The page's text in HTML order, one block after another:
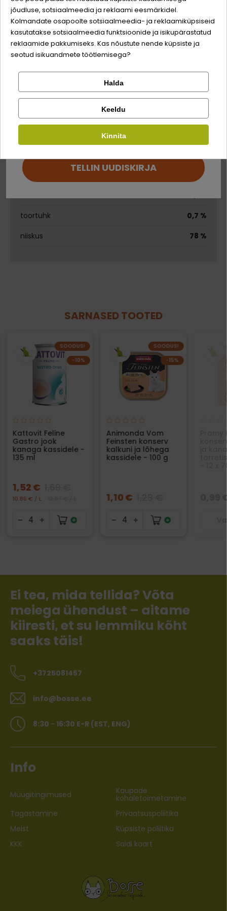
Kirjuta arvustus
Koostis
tuunikala
keetmisvesi
Analüütilise koostisosad
toorõlid ja -rasvad
0,3 %
toortuhk
0,7 %
niiskus
78 %
SARNASED TOOTED
SOODUS!
−10%
Kattovit Feline
Gastro jook
kanaga kassidele -
135 ml
1,52 €
10.86 € / L
SOODUS!
−15%
Animonda Vom
Feinsten konserv
kalkuni ja lõhega
kassidele - 100 g
1,10 €
ja
- 12 x
0,99
Kirjuta arvustus
Ei tea, mida tellida? Võta
meiega ühendust – aitame
kiiresti, et su lemmiku kõht
saaks täis!
+3725081457
info@bosse.ee
8:30 - 16:30 E-R (EST, ENG)
Info
Müügitingimused Kaupade
kohaletoimetamine
Tagastamine
Privaatsuspoliitika
Meist
Küpsiste poliitika
KKK
Saidi kaart
Kontrolli tellimust
Logi sisse
Registreeru
Facebook
Google
Sina ja su perekonna parim sõber väärite veel
odavamat hinda!
Lemmikloom
Kauplus
TELLIN UUDISKIRJA
jõudluse, sotsiaalmeedia ja reklaami eesmärkidel.
Kolmandate osapoolte sotsiaalmeedia- ja reklaamiküpsiseid
kasutatakse sotsiaalmeedia funktsioonide ja isikupärastatud
reklaamide pakkumiseks. Kas nõustute nende küpsiste ja
seotud isikuandmete töötlemisega?
Halda
Keeldu
Kinnita